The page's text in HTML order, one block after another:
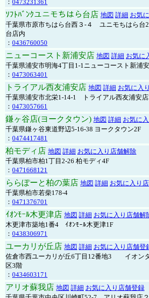
： 0473231361
ｿﾌﾄﾊﾞﾝｸユニモちはら台店 地図 詳細 お気
千葉県市原市ちはら台西３-４ ユニモちはら台
台店内
： 0436760050
ニューコースト新浦安店 地図 詳細 お気に
千葉県浦安市明海4丁目1-1ニューコースト新浦
： 0473063401
トライアル西友浦安店 地図 詳細 お気に入
千葉県浦安市北栄1-14-1 トライアル西友浦安店
： 0473057661
鎌ヶ谷店(ヨークタウン) 地図 詳細 お気に
千葉県鎌ヶ谷東道野辺5-16-38 ヨークタウン2F
： 0474417481
柏モディ店 地図 詳細 お気に入り店舗解除
千葉県柏市柏1丁目2-26 柏モディ4F
： 0471668121
ららぽーと柏の葉店 地図 詳細 お気に入り
千葉県柏市若柴178-4
： 0471376701
ｲｵﾝﾓｰﾙ木更津店 地図 詳細 お気に入り店舗解
木更津市築地1番4 ｲｵﾝﾓｰﾙ木更津1F
： 0438306971
ユーカリが丘店 地図 詳細 お気に入り店舗登
佐倉市西ユーカリが丘6丁目12番地3 イオン
区3階
： 0434603171
アリオ蘇我店 地図 詳細 お気に入り店舗登録